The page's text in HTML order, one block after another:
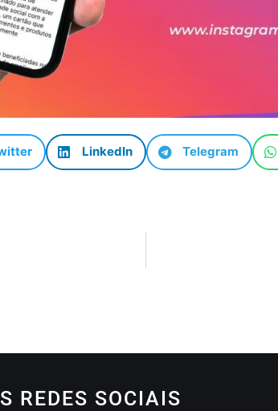
LinkedIn Telegram
REDES SOCIAIS